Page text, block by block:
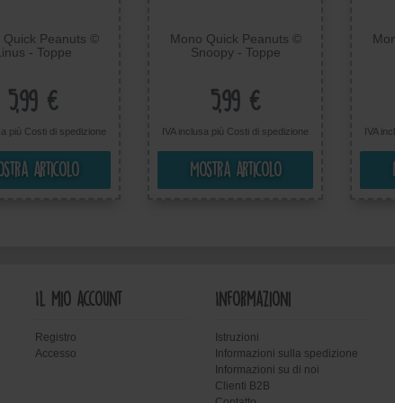
Quick Peanuts ©
- Toppe
7,8 cm
5,99 €
più Costi di spedizione
articolo
Mono Quick Peanuts ©
Snoopy - Toppe
5,7 cm
5,99 €
IVA inclusa più Costi di spedizione
Mostra articolo
IVA
Il mio account
Registro
Accesso
Informazioni
Istruzioni
Informazioni sulla spedizione
Informazioni su di noi
Clienti B2B